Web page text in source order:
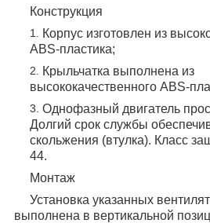
Конструкция
Корпус изготовлен из
ABS-пластика;
Крыльчатка выполнена из
высококачественного ABS-
Однофазный двигатель
Долгий срок службы
скольжения (втулка). Класс
44.
Монтаж
Установка указанных
выполнена в вертикальной